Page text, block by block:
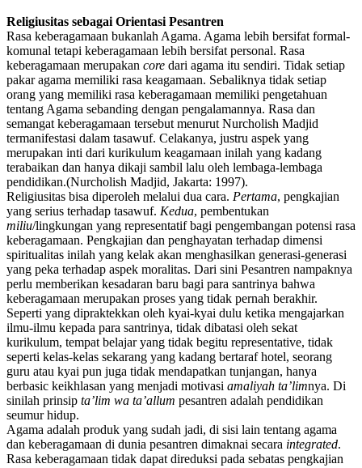
Religiusitas sebagai Orientasi Pesantren
Rasa keberagamaan bukanlah Agama. Agama lebih bersifat formal-
komunal tetapi keberagamaan lebih bersifat personal. Rasa
keberagamaan merupakan core dari agama itu sendiri. Tidak setiap
pakar agama memiliki rasa keagamaan. Sebaliknya tidak setiap
orang yang memiliki rasa keberagamaan memiliki pengetahuan
tentang Agama sebanding dengan pengalamannya. Rasa dan
semangat keberagamaan tersebut menurut Nurcholish Madjid
termanifestasi dalam tasawuf. Celakanya, justru aspek yang
merupakan inti dari kurikulum keagamaan inilah yang kadang
terabaikan dan hanya dikaji sambil lalu oleh lembaga-lembaga
pendidikan.(Nurcholish Madjid, Jakarta: 1997).
Religiusitas bisa diperoleh melalui dua cara. Pertama, pengkajian
yang serius terhadap tasawuf. Kedua, pembentukan
miliu/lingkungan yang representatif bagi pengembangan potensi rasa
keberagamaan. Pengkajian dan penghayatan terhadap dimensi
spiritualitas inilah yang kelak akan menghasilkan generasi-generasi
yang peka terhadap aspek moralitas. Dari sini Pesantren nampaknya
perlu memberikan kesadaran baru bagi para santrinya bahwa
keberagamaan merupakan proses yang tidak pernah berakhir.
Seperti yang dipraktekkan oleh kyai-kyai dulu ketika mengajarkan
ilmu-ilmu kepada para santrinya, tidak dibatasi oleh sekat
kurikulum, tempat belajar yang tidak begitu representative, tidak
seperti kelas-kelas sekarang yang kadang bertaraf hotel, seorang
guru atau kyai pun juga tidak mendapatkan tunjangan, hanya
berbasic keikhlasan yang menjadi motivasi amaliyah ta’limnya. Di
sinilah prinsip ta’lim wa ta’allum pesantren adalah pendidikan
seumur hidup.
Agama adalah produk yang sudah jadi, di sisi lain tentang agama
dan keberagamaan di dunia pesantren dimaknai secara integrated.
Rasa keberagamaan tidak dapat direduksi pada sebatas pengkajian